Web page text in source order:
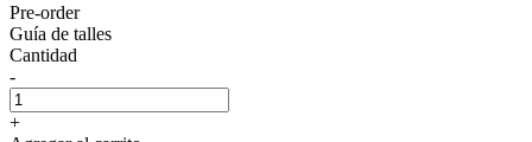
Pre-order
Guía de talles
Cantidad
-
+